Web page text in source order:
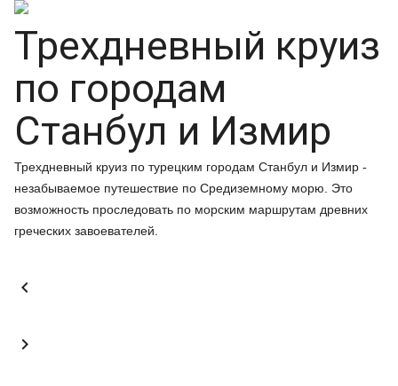
Трехдневный круиз
по городам
Станбул и Измир
Трехдневный круиз по турецким городам Станбул и Измир -
незабываемое путешествие по Средиземному морю. Это
возможность проследовать по морским маршрутам древних
греческих завоевателей.

